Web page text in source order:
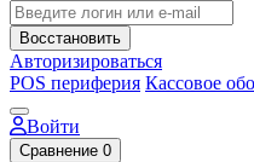
Восстановить
Авторизироваться
POS периферия Кассовое
Войти
Сравнение 0